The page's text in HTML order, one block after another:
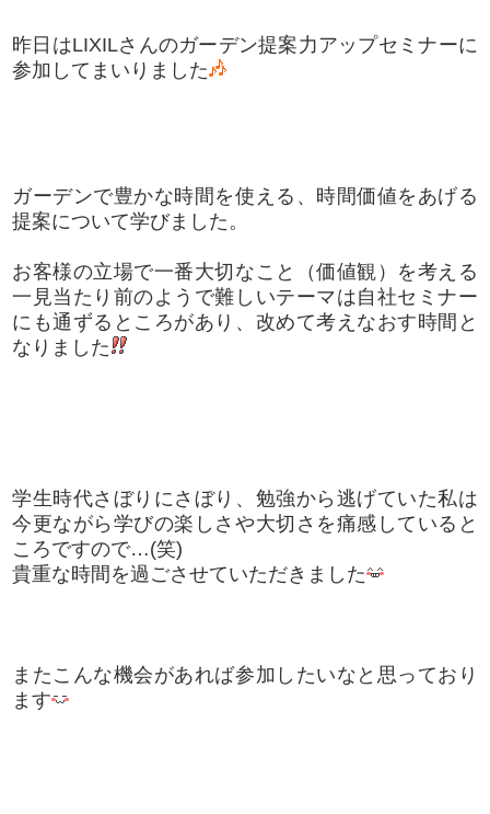
昨日はLIXILさんのガーデン提案力アップセミナーに
参加してまいりました
ガーデンで豊かな時間を使える、時間価値をあげる
提案について学びました。
お客様の立場で一番大切なこと（価値観）を考える
一見当たり前のようで難しいテーマは自社セミナー
にも通ずるところがあり、改めて考えなおす時間と
なりました
学生時代さぼりにさぼり、勉強から逃げていた私は
今更ながら学びの楽しさや大切さを痛感していると
ころですので…(笑)
貴重な時間を過ごさせていただきました
またこんな機会があれば参加したいなと思っており
ます